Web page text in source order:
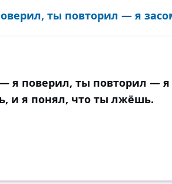
ты повторил — я
я поверил, ты повторил — я
и я понял, что ты лжёшь.